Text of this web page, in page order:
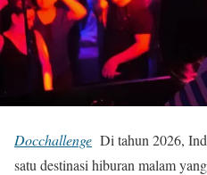
Docchallenge Di tahun 2026,
satu destinasi hiburan malam